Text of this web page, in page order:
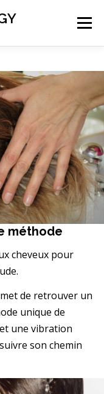
Menu
DE FORMATION
méthode
cheveux pour
de retrouver un
unique de
une vibration
son chemin